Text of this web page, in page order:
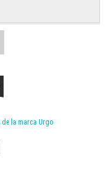
de la marca Urgo